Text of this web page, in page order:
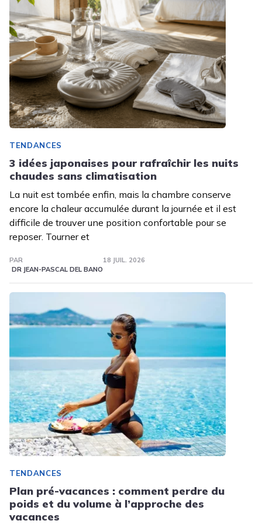
TENDANCES
3 idées japonaises pour rafraîchir les nuits
chaudes sans climatisation
La nuit est tombée enfin, mais la chambre conserve
encore la chaleur accumulée durant la journée et il est
difficile de trouver une position confortable pour se
reposer. Tourner et
PAR
DR JEAN-PASCAL DEL BANO
18 JUIL. 2026
TENDANCES
Plan pré-vacances : comment perdre du
poids et du volume à l’approche des
vacances